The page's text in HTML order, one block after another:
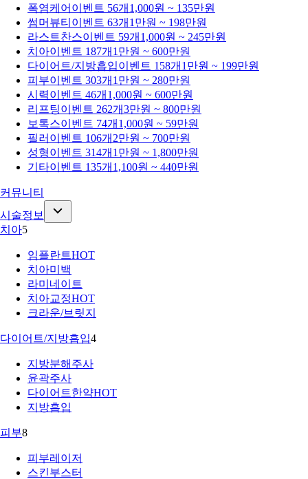
폭염케어 이벤트 56개 1,000원 ~ 135만원
썸머뷰티 이벤트 63개 1만원 ~ 198만원
라스트찬스이벤트 59개 1,000원 ~ 245만원
치아이벤트 187개 1만원 ~ 600만원
다이어트/지방흡입이벤트 158개 1만원 ~ 199만원
피부이벤트 303개 1만원 ~ 280만원
시력이벤트 46개 1,000원 ~ 600만원
리프팅이벤트 262개3만원 ~ 800만원
보톡스이벤트 74개 1,000원 ~ 59만원
필러 이벤트 106개 2만원 ~ 700만원
성형이벤트 314개 1만원 ~ 1,800만원
기타이벤트 135개 1,100원 ~ 440만원
커뮤니티
시술정보
치아5
임플란트HOT
치아미백
라미네이트
치아교정HOT
크라운/브릿지
다이어트/지방흡입4
지방분해주사
윤곽주사
다이어트한약HOT
지방흡입
피부8
피부레이저
스킨부스터